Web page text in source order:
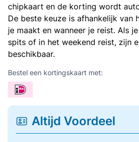
chipkaart en de korting wordt
De beste keuze is afhankelijk van
je maakt en wanneer je reist. Als
spits of in het weekend reist, zijn
beschikbaar.
Bestel een kortingskaart met:
Altijd Voordeel